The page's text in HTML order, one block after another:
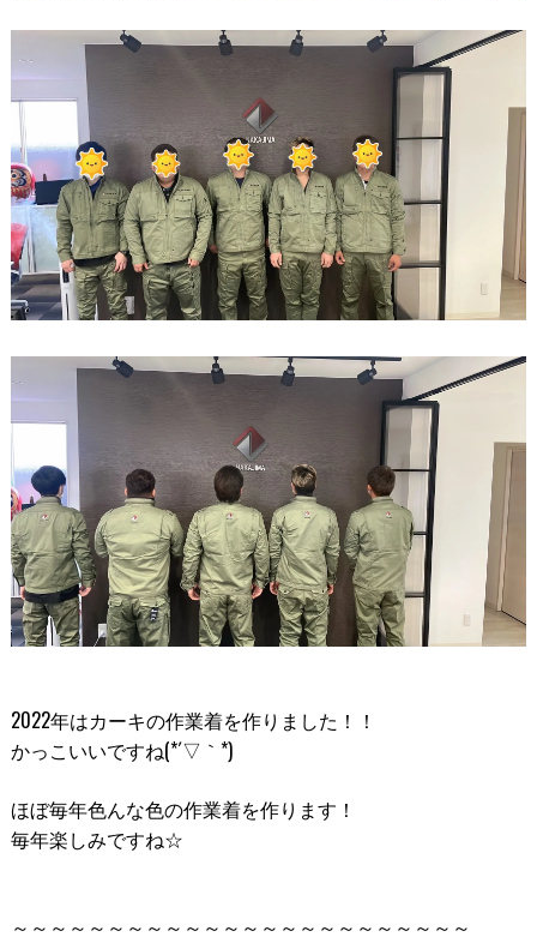
2022年はカーキの作業着を作りました！！
かっこいいですね(*´▽｀*)
ほぼ毎年色んな色の作業着を作ります！
毎年楽しみですね☆
～～～～～～～～～～～～～～～～～～～～～～～～